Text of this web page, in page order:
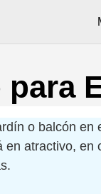
o balcón
en atractivo,